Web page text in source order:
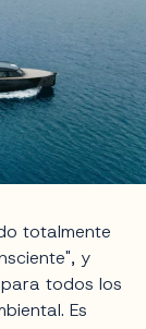
totalmente
y
todos los
Es